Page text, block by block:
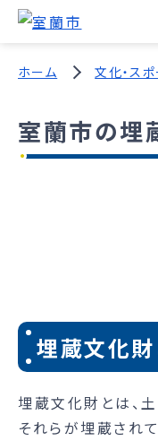
ホーム 文化・ス
室蘭市の埋
埋蔵文化財
埋蔵文化財とは、
それらが埋蔵され